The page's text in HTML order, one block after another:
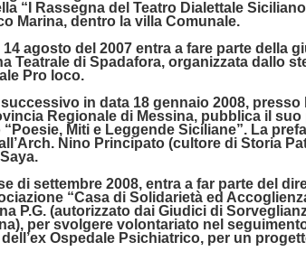
“I Rassegna del Teatro Dialettale
Marina, dentro la villa Comunale.
14 agosto del 2007 entra a fare parte della
Teatrale di Spadafora, organizzata dallo
Pro loco.
successivo in data 18 gennaio 2008, presso
Regionale di Messina, pubblica il
Miti e Leggende Siciliane”. La
Nino Principato (cultore di Storia
di settembre 2008, entra a far parte del
“Casa di Solidarietà ed
P.G. (autorizzato dai Giudici di
per svolgere volontariato nel
Ospedale Psichiatrico, per un